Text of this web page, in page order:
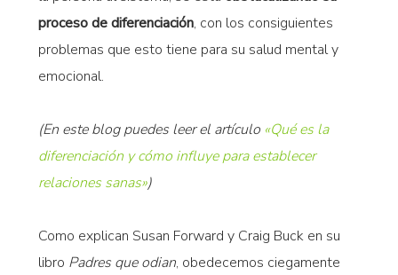
proceso de diferenciación, con los consiguientes
problemas que esto tiene para su salud mental y
emocional.
(En este blog puedes leer el artículo «Qué es la
diferenciación y cómo influye para establecer
relaciones sanas»)
Como explican Susan Forward y Craig Buck en su
libro Padres que odian, obedecemos ciegamente